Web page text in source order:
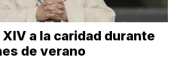
XIV a la caridad durante
de verano